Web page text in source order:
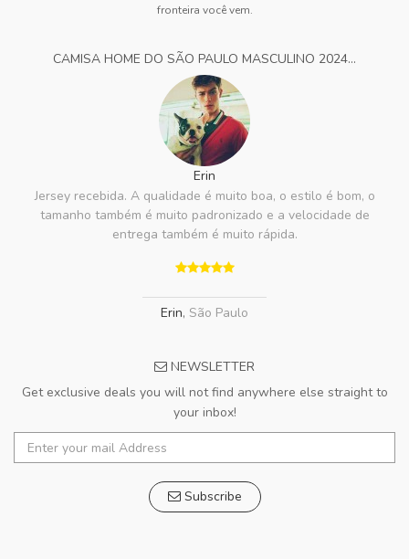
fronteira você vem.
CAMISA HOME DO SÃO PAULO MASCULINO 2024...
Erin
Jersey recebida. A qualidade é muito boa, o estilo é bom, o
tamanho também é muito padronizado e a velocidade de
entrega também é muito rápida.
Erin, São Paulo
NEWSLETTER
Get exclusive deals you will not find anywhere else straight to
your inbox!
Subscribe